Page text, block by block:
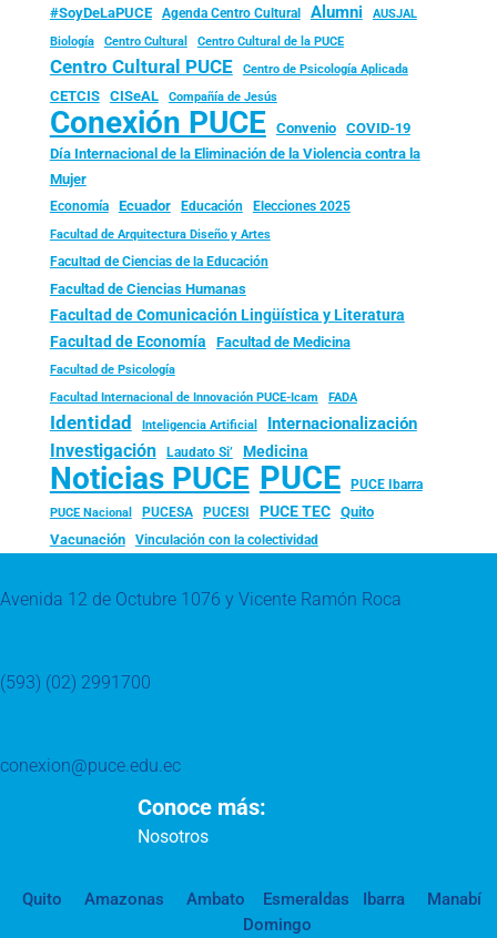
#SoyDeLaPUCE Agenda Centro Cultural Alumni
AUSJAL
Biología
Centro Cultural Centro Cultural de la PUCE
Centro Cultural PUCE Centro de Psicología Aplicada
CETCIS CISeAL Compañía de Jesús
Conexión PUCE Convenio
COVID-19
Día Internacional de la Eliminación de la Violencia contra la
Mujer
Economía Ecuador Educación Elecciones 2025
Facultad de Arquitectura Diseño y Artes
Facultad de Ciencias de la Educación
Facultad de Ciencias Humanas
Facultad de Comunicación Lingüística y Literatura
Facultad de Economía Facultad de Medicina
Facultad de Psicología
Facultad Internacional de Innovación PUCE-Icam FADA
Identidad Inteligencia Artificial Internacionalización
Investigación Laudato Si’ Medicina
Noticias PUCE PUCE PUCE Ibarra
PUCE Nacional PUCESA PUCESI PUCE TEC
Quito
Vacunación
Vinculación con la colectividad
Avenida 12 de Octubre 1076 y Vicente Ramón Roca
(593) (02) 2991700
conexion@puce.edu.ec
Conoce más:
Nosotros
Quito Amazonas Ambato Esmeraldas Ibarra
Manabí
Domingo